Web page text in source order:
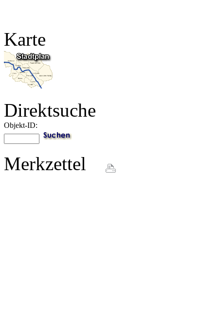
Karte
Direktsuche
Objekt-ID:
Merkzettel